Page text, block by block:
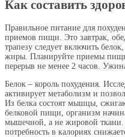
Как составить
Правильное питание для
приемов пищи. Это завтрак,
трапезу следует включить
жиры. Планируйте приемы
перерыв не менее 2 часов.
Белок – король похудения.
активирует метаболизм и
Из белка состоят мышцы,
белковой пищи, организм
мышечной, а не жировой
потребность в калориях